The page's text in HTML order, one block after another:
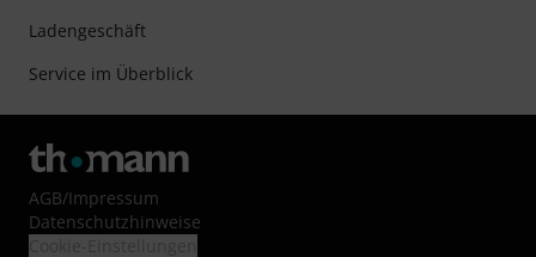
Ladengeschäft
Service im Überblick
AGB/Impressum
Datenschutzhinweise